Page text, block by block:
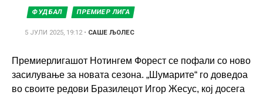
ФУДБАЛ ПРЕМИЕР ЛИГА
5 ЈУЛИ 2025, 19:12• САШЕ ЉОЛЕС
Премиерлигашот Нотингем Форест се пофали со ново
засилување за новата сезона. „Шумарите“ го доведоа
во своите редови Бразилецот Игор Жесус, кој досега